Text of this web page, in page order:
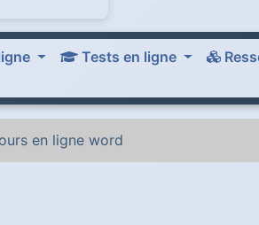
Tests en ligne
en ligne word